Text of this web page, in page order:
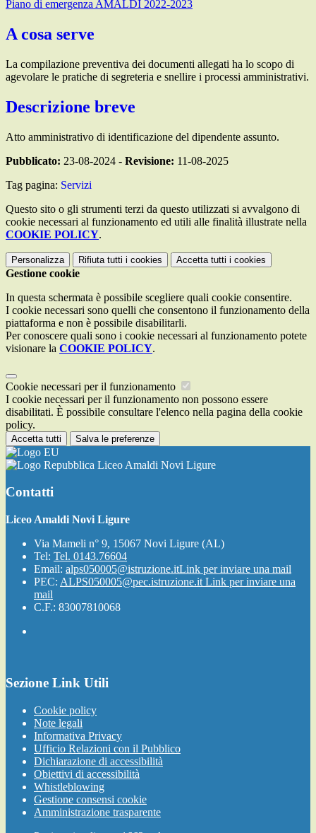
Piano di emergenza AMALDI 2022-2023
A cosa serve
La compilazione preventiva dei documenti allegati ha lo scopo di
agevolare le pratiche di segreteria e snellire i processi amministrativi.
Descrizione breve
Atto amministrativo di identificazione del dipendente assunto.
Pubblicato: 23-08-2024 - Revisione: 11-08-2025
Tag pagina: Servizi
Questo sito o gli strumenti terzi da questo utilizzati si avvalgono di
cookie necessari al funzionamento ed utili alle finalità illustrate nella
COOKIE POLICY.
Personalizza Rifiuta tutti i cookies Accetta tutti i cookies
Gestione cookie
In questa schermata è possibile scegliere quali cookie consentire.
I cookie necessari sono quelli che consentono il funzionamento della
piattaforma e non è possibile disabilitarli.
Per conoscere quali sono i cookie necessari al funzionamento potete
visionare la COOKIE POLICY.
Cookie necessari per il funzionamento
I cookie necessari per il funzionamento non possono essere
disabilitati. È possibile consultare l'elenco nella pagina della cookie
policy.
Accetta tutti Salva le preferenze
Liceo Amaldi Novi Ligure
Contatti
Liceo Amaldi Novi Ligure
Via Mameli n° 9, 15067 Novi Ligure (AL)
Tel: Tel. 0143.76604
Email: alps050005@istruzione.itLink per inviare una mail
PEC: ALPS050005@pec.istruzione.it Link per inviare una
mail
C.F.: 83007810068
Sezione Link Utili
Cookie policy
Note legali
Informativa Privacy
Ufficio Relazioni con il Pubblico
Dichiarazione di accessibilità
Obiettivi di accessibilità
Whistleblowing
Gestione consensi cookie
Amministrazione trasparente